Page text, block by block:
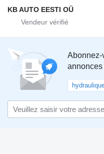
KB AUTO EESTI OÜ
Abonnez-